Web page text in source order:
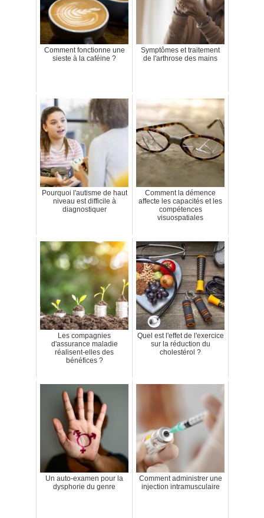
Comment fonctionne une
sieste à la caféine ?
Symptômes et traitement
de l'arthrose des mains
Pourquoi l'autisme de haut
niveau est difficile à
diagnostiquer
Comment la démence
affecte les capacités et les
compétences
visuospatiales
Les compagnies
d'assurance maladie
réalisent-elles des
bénéfices ?
Quel est l'effet de l'exercice
sur la réduction du
cholestérol ?
Un auto-examen pour la
dysphorie du genre
Comment administrer une
injection intramusculaire